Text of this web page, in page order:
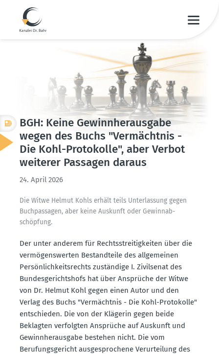
BGH: Keine Gewinn­her­ausgabe
wegen des Buchs "Vermächtnis -
Die Kohl-Proto­kolle", aber Verbot
weiterer Passagen daraus
24. April 2026
Die Witwe Helmut Kohls erhält teils Unter­lassung gegen
Buchpas­sagen, aber keine Auskunft oder Gewinn­ab­
schöpfung.
Der unter anderem für Rechts­strei­tig­keiten über die
vermö­gens­werten Bestand­teile des allge­meinen
Persön­lich­keits­rechts zuständige I. Zivil­senat des
Bundes­ge­richtshofs hat über Ansprüche der Witwe
von Dr. Helmut Kohl gegen einen Autor und den
Verlag des Buchs "Vermächtnis - Die Kohl-Proto­kolle"
entschieden. Die von der Klägerin gegen beide
Beklagten verfolgten Ansprüche auf Auskunft und
Gewinn­her­ausgabe bestehen nicht. Die vom
Berufungs­ge­richt ausge­spro­chene Verur­teilung des